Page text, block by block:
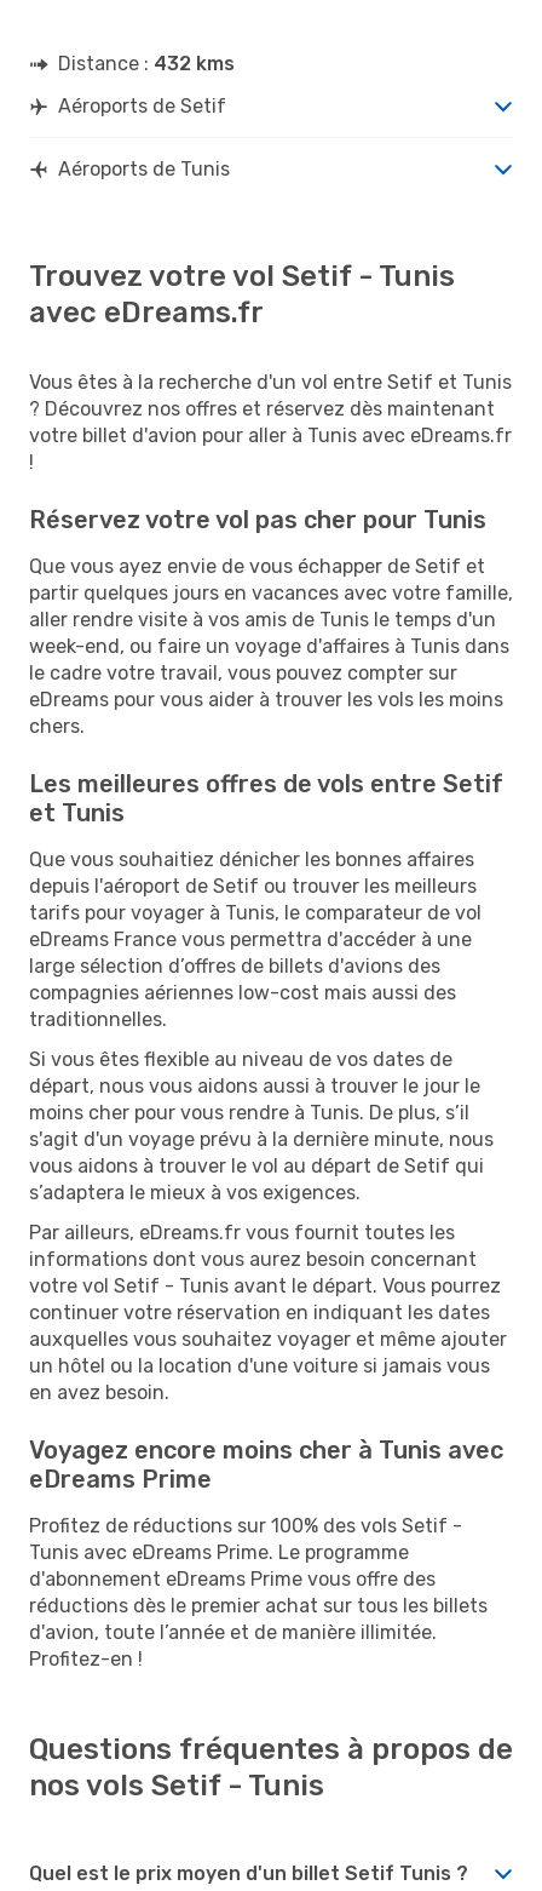
Distance : 432 kms
Aéroports de Setif
Aéroports de Tunis
Trouvez votre vol Setif - Tunis
avec eDreams.fr
Vous êtes à la recherche d'un vol entre Setif et Tunis
? Découvrez nos offres et réservez dès maintenant
votre billet d'avion pour aller à Tunis avec eDreams.fr
!
Réservez votre vol pas cher pour Tunis
Que vous ayez envie de vous échapper de Setif et
partir quelques jours en vacances avec votre famille,
aller rendre visite à vos amis de Tunis le temps d'un
week-end, ou faire un voyage d'affaires à Tunis dans
le cadre votre travail, vous pouvez compter sur
eDreams pour vous aider à trouver les vols les moins
chers.
Les meilleures offres de vols entre Setif
et Tunis
Que vous souhaitiez dénicher les bonnes affaires
depuis l'aéroport de Setif ou trouver les meilleurs
tarifs pour voyager à Tunis, le comparateur de vol
eDreams France vous permettra d'accéder à une
large sélection d’offres de billets d'avions des
compagnies aériennes low-cost mais aussi des
traditionnelles.
Si vous êtes flexible au niveau de vos dates de
départ, nous vous aidons aussi à trouver le jour le
moins cher pour vous rendre à Tunis. De plus, s’il
s'agit d'un voyage prévu à la dernière minute, nous
vous aidons à trouver le vol au départ de Setif qui
s’adaptera le mieux à vos exigences.
Par ailleurs, eDreams.fr vous fournit toutes les
informations dont vous aurez besoin concernant
votre vol Setif - Tunis avant le départ. Vous pourrez
continuer votre réservation en indiquant les dates
auxquelles vous souhaitez voyager et même ajouter
un hôtel ou la location d'une voiture si jamais vous
en avez besoin.
Voyagez encore moins cher à Tunis avec
eDreams Prime
Profitez de réductions sur 100% des vols Setif -
Tunis avec eDreams Prime. Le programme
d'abonnement eDreams Prime vous offre des
réductions dès le premier achat sur tous les billets
d'avion, toute l’année et de manière illimitée.
Profitez-en !
Questions fréquentes à propos de
nos vols Setif - Tunis
Quel est le prix moyen d'un billet Setif Tunis ?